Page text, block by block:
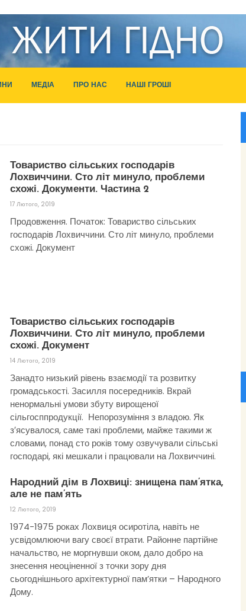
МЕДІА ПРО НАС НАШІ ГРОШІ
Товариство сільських господарів
Лохвиччини. Сто літ минуло, проблеми
схожі. Документи. Частина 2
17 Лютого, 2019
Продовження. Початок: Товариство сільських
господарів Лохвиччини. Сто літ минуло, проблеми
схожі. Документ
Товариство сільських господарів
Лохвиччини. Сто літ минуло, проблеми
схожі. Документ
14 Лютого, 2019
Занадто низький рівень взаємодії та розвитку
громадськості. Засилля посередників. Вкрай
ненормальні умови збуту вирощеної
сільгосппродукції. Непорозуміння з владою. Як
з′ясувалося, саме такі проблеми, майже такими ж
словами, понад сто років тому озвучували сільські
господарі, які мешкали і працювали на Лохвиччині.
Народний дім в Лохвиці: знищена пам’ятка,
але не пам’ять
12 Лютого, 2019
1974-1975 роках Лохвиця осиротіла, навіть не
усвідомлюючи вагу своєї втрати. Районне партійне
начальство, не моргнувши оком, дало добро на
знесення неоціненної з точки зору дня
сьогоднішнього архітектурної пам’ятки – Народного
Дому.